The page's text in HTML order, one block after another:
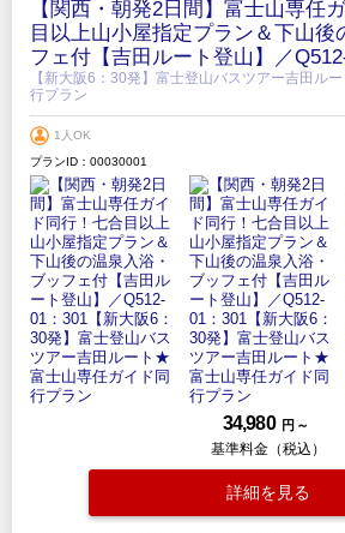
【関西・朝発2日間】富士山専任
目以上山小屋指定プラン＆下山後
フェ付【吉田ルート登山】／
【新大阪6：30発】富士登山バスツアー吉田ル
行プラン
1人OK
プランID：00030001
34,980 円 ～
基準料金（税込）
詳細を見る